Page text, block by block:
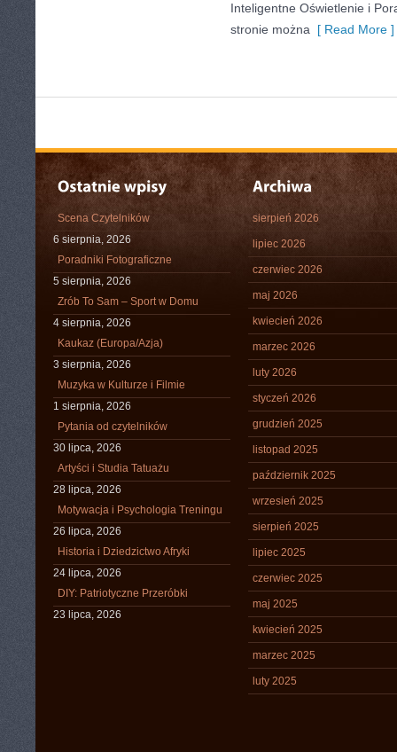
Inteligentne Oświetlenie i
stronie można [ Read More ]
Scena Czytelników
6 sierpnia, 2026
Poradniki Fotograficzne
5 sierpnia, 2026
Zrób To Sam – Sport w Domu
4 sierpnia, 2026
Kaukaz (Europa/Azja)
3 sierpnia, 2026
Muzyka w Kulturze i Filmie
1 sierpnia, 2026
Pytania od czytelników
30 lipca, 2026
Artyści i Studia Tatuażu
28 lipca, 2026
Motywacja i Psychologia Treningu
26 lipca, 2026
Historia i Dziedzictwo Afryki
24 lipca, 2026
DIY: Patriotyczne Przeróbki
23 lipca, 2026
sierpień 2026
lipiec 2026
czerwiec 2026
maj 2026
kwiecień 2026
marzec 2026
luty 2026
styczeń 2026
grudzień 2025
listopad 2025
październik 2025
wrzesień 2025
sierpień 2025
lipiec 2025
czerwiec 2025
maj 2025
kwiecień 2025
marzec 2025
luty 2025